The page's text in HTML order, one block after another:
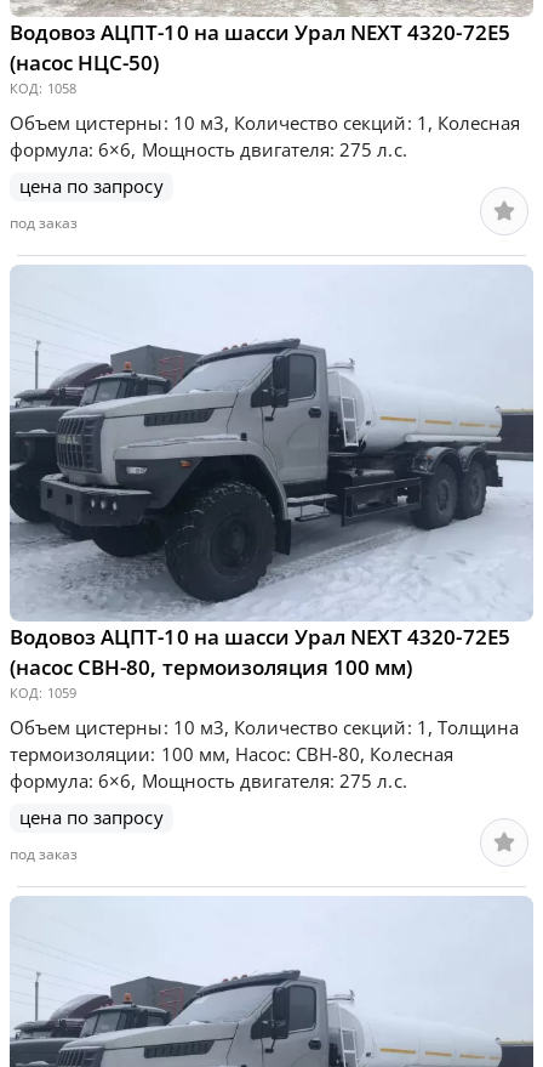
Водовоз АЦПТ-10 на шасси Урал NEXT 4320-72Е5
(насос НЦС-50)
КОД: 1058
Объем цистерны: 10 м3, Количество секций: 1, Колесная
формула: 6×6, Мощность двигателя: 275 л.с.
цена по запросу
под заказ
Водовоз АЦПТ-10 на шасси Урал NEXT 4320-72Е5
(насос СВН-80, термоизоляция 100 мм)
КОД: 1059
Объем цистерны: 10 м3, Количество секций: 1, Толщина
термоизоляции: 100 мм, Насос: СВН-80, Колесная
формула: 6×6, Мощность двигателя: 275 л.с.
цена по запросу
под заказ